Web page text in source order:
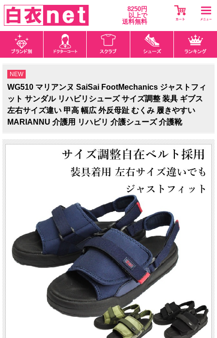
8250円
以上で
送料無料
NEW
WG510 マリアンヌ SaiSai FootMechanics ジャストフィ
ット サンダル リハビリシューズ サイズ調整 装具 ギブス
左右サイズ違い 甲高 幅広 外反母趾 むくみ 履きやすい
MARIANNU 介護用 リハビリ 介護シューズ 介護靴